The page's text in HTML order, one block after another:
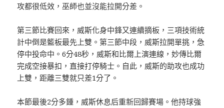
攻都很低效，巫師也並沒能拉開分差。
第三節比賽回來，威斯化身中鋒又連續摘板，三項技術統
計中倒是籃板最先上雙。第三節中段，威斯拉開單挑，急
停中投命中。6分48秒，威斯和比爾上演連線，妙傳比爾
完成空接暴扣，直接打停騎士。自此，威斯的助攻也成功
上雙，距離三雙就只差1分了。
本節最後2分多鍾，威斯休息后重新回歸賽場。他持球強